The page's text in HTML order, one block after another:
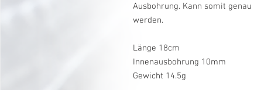
Ausbohrung. Kann somit
werden.
Länge 18cm
Innenausbohrung 10mm
Gewicht 14.5g